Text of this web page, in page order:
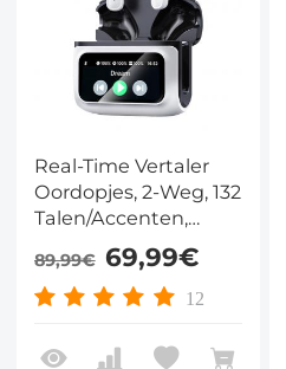
Real-Time Vertaler
Oordopjes, 2-Weg, 132
Talen/Accenten,
Spraak/Video
Gesprek Vertaling, AI
Notitienemer, LCD
Kentfaith
89,99€ 69,99€
12